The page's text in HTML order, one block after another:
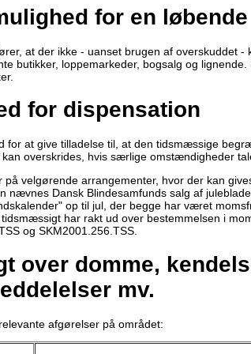
for en
at der ikke - uanset brugen af overskuddet -
butikker, loppemarkeder, bogsalg og
for dispensation
for at give tilladelse til, at den tidsmæssige
overskrides, hvis særlige omstændigheder
på velgørende arrangementer, hvor der kan
nævnes Dansk Blindesamfunds salg af
op til jul, der begge har været
har rakt ud over bestemmelsen i
og SKM2001.256.TSS.
over domme,
mv.
afgørelser på området: